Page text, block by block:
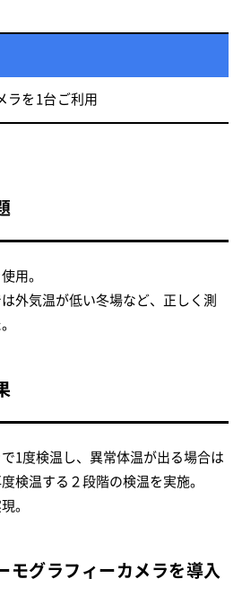
ラを1台ご利用
用。
外気温が低い冬場など、正しく測
1度検温し、異常体温が出る場合は
検温する２段階の検温を実施。
。
モグラフィーカメラを導入